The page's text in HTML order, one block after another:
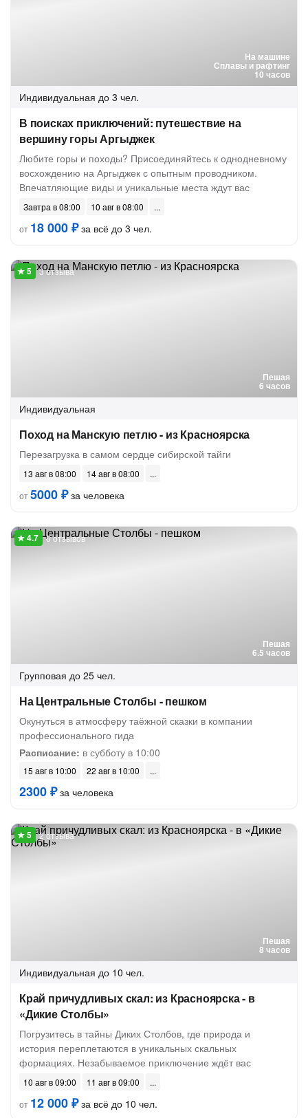
На машине
Сплавы и рафтинг
10 часов
Индивидуальная до 3 чел.
В поисках приключений: путешествие на
вершину горы Аргыджек
Любите горы и походы? Присоединяйтесь к однодневному
восхождению на Аргыджек с опытным проводником.
Впечатляющие виды и уникальные места ждут вас
Завтра в 08:00
10 авг в 08:00
от 18 000 ₽за всё до 3 чел.
Пешая
6 часов
3 отзыва
Индивидуальная
Поход на Манскую петлю - из Красноярска
Перезагрузка в самом сердце сибирской тайги
13 авг в 08:00
14 авг в 08:00
от5000 ₽за человека
Пешая
6.5 часов
6 отзывов
Групповая до 25 чел.
На Центральные Столбы - пешком
Окунуться в атмосферу таёжной сказки в компании
профессионального гида
Расписание: в субботу в 10:00
15 авг в 10:00 22 авг в 10:00
2300 ₽за человека
Пешая
8 часов
2 отзыва
Индивидуальная до 10 чел.
Край причудливых скал: из Красноярска - в
«Дикие Столбы»
Погрузитесь в тайны Диких Столбов, где природа и
история переплетаются в уникальных скальных
формациях. Незабываемое приключение ждёт вас
10 авг в 09:00
11 авг в 09:00
от 12 000 ₽за всё до 10 чел.